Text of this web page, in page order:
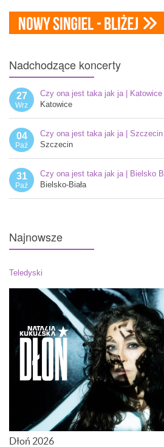
Nadchodzące koncerty
27
Wrz
Czy ona jest taka jak ja | Katowice
Katowice
04
Paź
Czy ona jest taka jak ja | Szczecin
Szczecin
31
Paź
Czy ona jest taka jak ja | Bielsko
Bielsko-Biała
Najnowsze
Teledyski
Dłoń 2026